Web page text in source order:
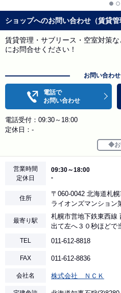
ショップへのお問い合わせ（賃貸管
賃貸管理・サブリース・空室対策
にお問合せください！
お問い合わせ
電話で
お問い合わせ
電話受付：09:30～18:00
定休日：-
営業時間
定休日
09:30～18:00
-
住所
〒060-0042 北海道札
ライオンズマンション
最寄り駅
札幌市営地下鉄東西線
出て左へ３０秒ほどで
TEL 011-612-8818
FAX 011-612-8836
会社名 株式会社 ＮＣＫ